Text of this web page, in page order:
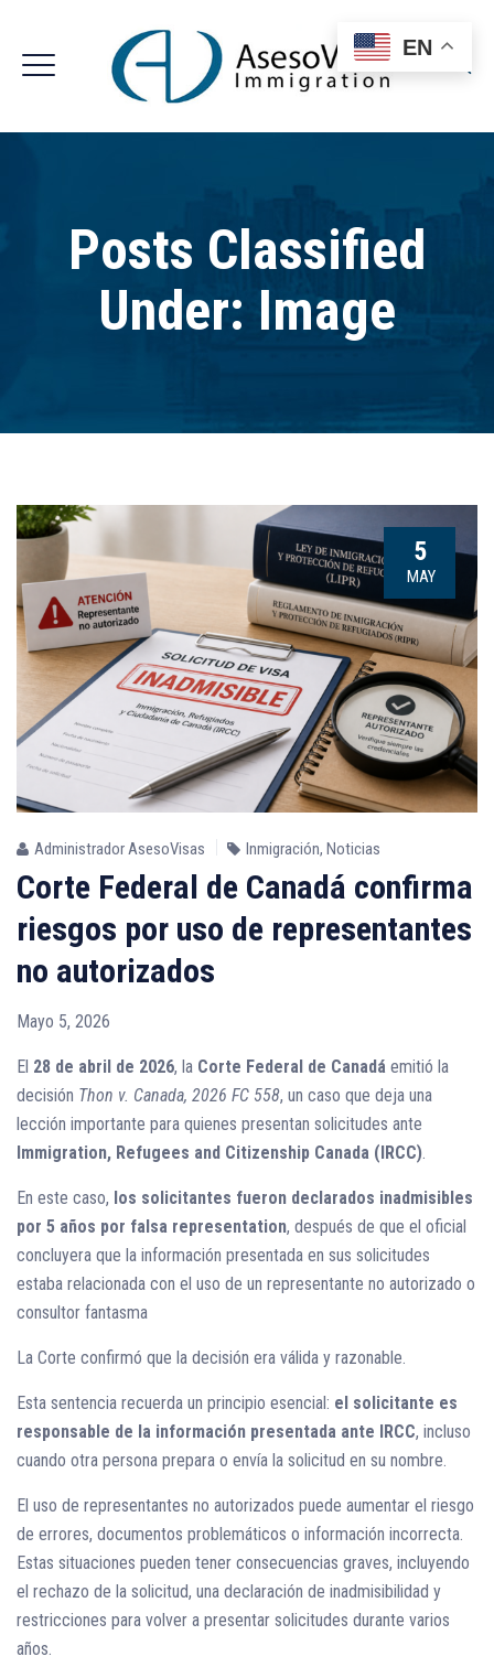
Posts Classified
Under: Image
5
MAY
Administrador AsesoVisas Inmigración, Noticias
Corte Federal de Canadá confirma
riesgos por uso de representantes
no autorizados
Mayo 5, 2026
El 28 de abril de 2026, la Corte Federal de Canadá emitió la
decisión Thon v. Canada, 2026 FC 558, un caso que deja una
lección importante para quienes presentan solicitudes ante
Immigration, Refugees and Citizenship Canada (IRCC)
En este caso, los solicitantes fueron declarados inadmisibles
por 5 años por falsa representation, después de que el oficial
concluyera que la información presentada en sus solicitudes
estaba relacionada con el uso de un representante no autorizado o
consultor fantasma
La Corte confirmó que la decisión era válida y razonable.
Esta sentencia recuerda un principio esencial: el solicitante es
responsable de la información presentada ante IRCC, incluso
cuando otra persona prepara o envía la solicitud en su nombre.
El uso de representantes no autorizados puede aumentar el riesgo
de errores, documentos problemáticos o información incorrecta.
Estas situaciones pueden tener consecuencias graves, incluyendo
el rechazo de la solicitud, una declaración de inadmisibilidad y
restricciones para volver a presentar solicitudes durante varios
años.
EN